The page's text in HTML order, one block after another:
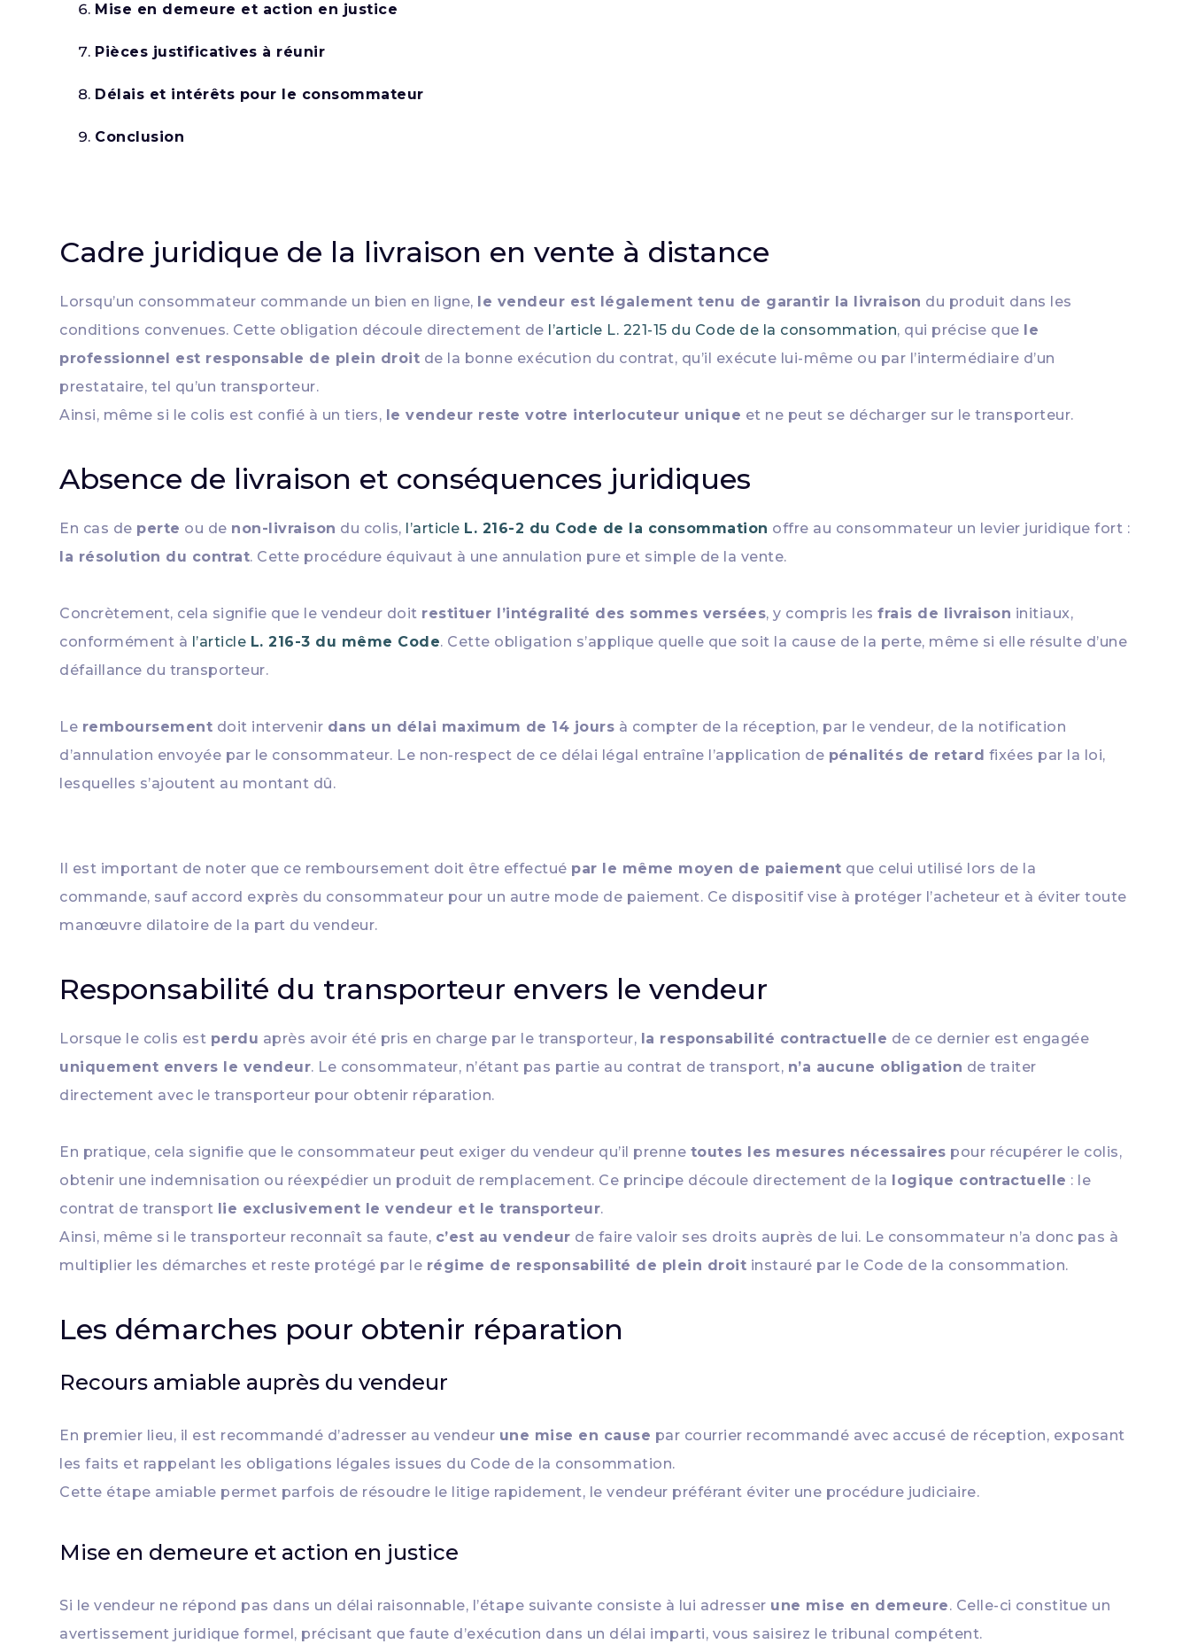
Mise en demeure et action en justice
Pièces justificatives à réunir
Délais et intérêts pour le consommateur
Conclusion
Cadre juridique de la livraison en vente à distance
Lorsqu’un consommateur commande un bien en ligne, le vendeur est légalement tenu de garantir la livraison du produit dans les
conditions convenues. Cette obligation découle directement de l’article L. 221-15 du Code de la consommation, qui précise que le
professionnel est responsable de plein droit de la bonne exécution du contrat, qu’il exécute lui-même ou par l’intermédiaire d’un
prestataire, tel qu’un transporteur.
Ainsi, même si le colis est confié à un tiers, le vendeur reste votre interlocuteur unique et ne peut se décharger sur le transporteur.
Absence de livraison et conséquences juridiques
En cas de perte ou de non-livraison du colis, l’article L. 216-2 du Code de la consommation offre au consommateur un levier juridique fort :
la résolution du contrat. Cette procédure équivaut à une annulation pure et simple de la vente.
Concrètement, cela signifie que le vendeur doit restituer l’intégralité des sommes versées, y compris lesfrais de livraison initiaux,
conformément à l’article L. 216-3 du même Code. Cette obligation s’applique quelle que soit la cause de la perte, même si elle résulte d’une
défaillance du transporteur.
Le remboursement doit intervenir dans un délai maximum de 14 jours à compter de la réception, par le vendeur, de la notification
d’annulation envoyée par le consommateur. Le non-respect de ce délai légal entraîne l’application de pénalités de retard fixées par la loi,
lesquelles s’ajoutent au montant dû.
Il est important de noter que ce remboursement doit être effectué par le même moyen de paiement que celui utilisé lors de la
commande, sauf accord exprès du consommateur pour un autre mode de paiement. Ce dispositif vise à protéger l’acheteur et à éviter toute
manœuvre dilatoire de la part du vendeur.
Responsabilité du transporteur envers le vendeur
Lorsque le colis est perdu après avoir été pris en charge par le transporteur, la responsabilité contractuelle de ce dernier est engagée
uniquement envers le vendeur. Le consommateur, n’étant pas partie au contrat de transport, n’a aucune obligation de traiter
directement avec le transporteur pour obtenir réparation.
En pratique, cela signifie que le consommateur peut exiger du vendeur qu’il prenne toutes les mesures nécessaires pour récupérer le colis,
obtenir une indemnisation ou réexpédier un produit de remplacement. Ce principe découle directement de la logique contractuelle : le
contrat de transport lie exclusivement le vendeur et le transporteur.
Ainsi, même si le transporteur reconnaît sa faute, c’est au vendeur de faire valoir ses droits auprès de lui. Le consommateur n’a donc pas à
multiplier les démarches et reste protégé par le régime de responsabilité de plein droit instauré par le Code de la consommation.
Les démarches pour obtenir réparation
Recours amiable auprès du vendeur
En premier lieu, il est recommandé d’adresser au vendeur une mise en cause par courrier recommandé avec accusé de réception, exposant
les faits et rappelant les obligations légales issues du Code de la consommation.
Cette étape amiable permet parfois de résoudre le litige rapidement, le vendeur préférant éviter une procédure judiciaire.
Mise en demeure et action en justice
Si le vendeur ne répond pas dans un délai raisonnable, l’étape suivante consiste à lui adresser une mise en demeure. Celle-ci constitue un
avertissement juridique formel, précisant que faute d’exécution dans un délai imparti, vous saisirez le tribunal compétent.